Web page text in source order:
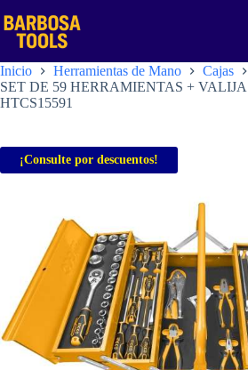
al
contenido
Inicio Herramientas de Mano
Cajas
SET DE 59 HERRAMIENTAS +
HTCS15591
¡Consulte por descuentos!